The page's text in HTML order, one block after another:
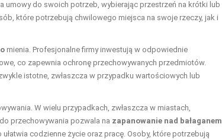
do swoich potrzeb, wybierając przestrzeń na krótki lub
które potrzebują chwilowego miejsca na swoje rzeczy, jak i
mienia. Profesjonalne firmy inwestują w odpowiednie
co zapewnia ochronę przechowywanych przedmiotów.
istotne, zwłaszcza w przypadku wartościowych lub
W wielu przypadkach, zwłaszcza w miastach,
przechowywania pozwala na zapanowanie nad bałaganem
codzienne życie oraz pracę. Osoby, które potrzebują